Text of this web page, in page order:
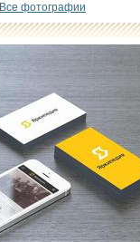
Все фотографии